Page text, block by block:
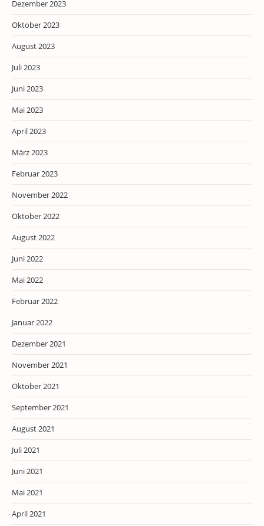
Dezember 2023
Oktober 2023
August 2023
Juli 2023
Juni 2023
Mai 2023
April 2023
März 2023
Februar 2023
November 2022
Oktober 2022
August 2022
Juni 2022
Mai 2022
Februar 2022
Januar 2022
Dezember 2021
November 2021
Oktober 2021
September 2021
August 2021
Juli 2021
Juni 2021
Mai 2021
April 2021